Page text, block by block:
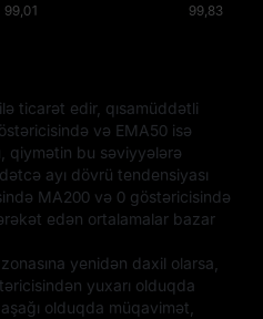
99,01 99,83
ilə ticarət edir, qısamüddətli
və EMA50 isə
qiymətin bu səviyyələrə
ayı dövrü tendensiyası
MA200 və 0 göstəricisində
edən ortalamalar bazar
yenidən daxil olarsa,
yuxarı olduqda
olduqda müqavimət,